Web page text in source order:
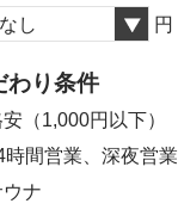
し 円
わり条件
（1,000円以下）
時間営業、深夜営業
ナ